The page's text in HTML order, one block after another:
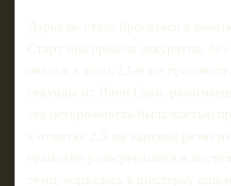
Дарья не стала бросаться в
Старт она прошла аккуратно, без
оказался лишь 23-м по
секунды от Линн Сван,
эта осторожность была частью
к отметке 2,5 км картина резко
грамотно разогревшаяся и
темп, ворвалась в шестерку